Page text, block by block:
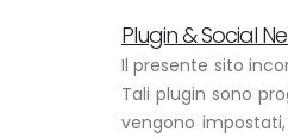
Plugin & Social
Il presente sito
Tali plugin sono
vengono